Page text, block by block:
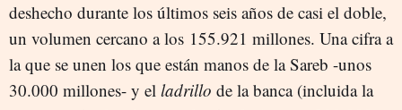
deshecho durante los últimos seis años de casi el doble,
un volumen cercano a los 155.921 millones. Una cifra a
la que se unen los que están manos de la Sareb -unos
30.000 millones- y el ladrillo de la banca (incluida la